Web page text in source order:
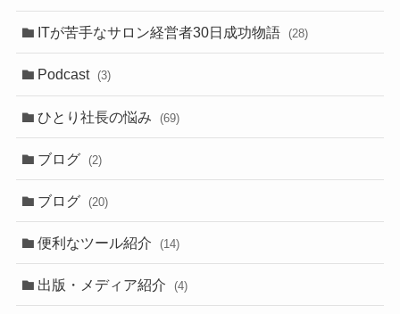
ITが苦手なサロン経営者30日成功物語 (28)
Podcast (3)
ひとり社長の悩み (69)
ブログ (2)
ブログ (20)
便利なツール紹介 (14)
出版・メディア紹介 (4)